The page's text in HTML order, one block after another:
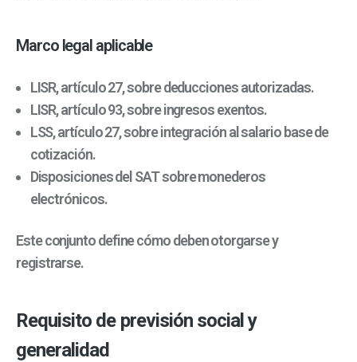
Marco legal aplicable
LISR, artículo 27, sobre deducciones autorizadas.
LISR, artículo 93, sobre ingresos exentos.
LSS, artículo 27, sobre integración al salario base de
cotización.
Disposiciones del SAT sobre monederos
electrónicos.
Este conjunto define cómo deben otorgarse y
registrarse.
Requisito de previsión social y
generalidad